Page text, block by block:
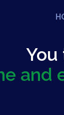
You
and